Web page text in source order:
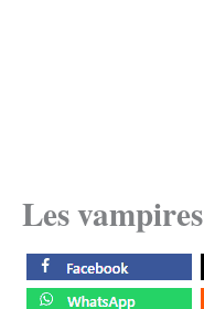
Les vampires